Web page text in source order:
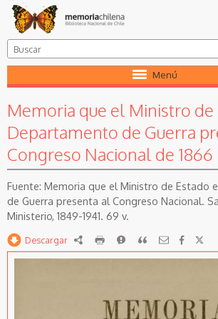
Menú
Memoria que el Ministro de
Departamento de Guerra
Congreso Nacional de 1866
Memoria que el Ministro de Estado
de Guerra presenta al Congreso Nacional.
Ministerio, 1849-1941. 69 v.
Descargar RDF imprimirReportarCitar